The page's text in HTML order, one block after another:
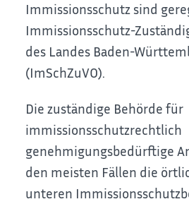
Immissionsschutz sind
Immissionsschutz-
des Landes Baden-
(ImSchZuVO).
Die zuständige Behörde für
immissionsschutzrechtlich
genehmigungsbedürftige
den meisten Fällen die
unteren